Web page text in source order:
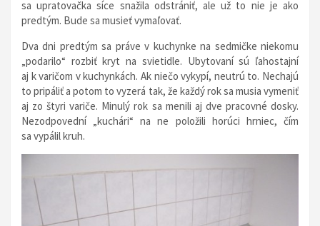
sa upratovačka síce snažila odstrániť, ale už to nie je ako
predtým. Bude sa musieť vymaľovať.
Dva dni predtým sa práve v kuchynke na sedmičke niekomu
„podarilo“ rozbiť kryt na svietidle. Ubytovaní sú ľahostajní
aj k varičom v kuchynkách. Ak niečo vykypí, neutrú to. Nechajú
to pripáliť a potom to vyzerá tak, že každý rok sa musia vymeniť
aj zo štyri variče. Minulý rok sa menili aj dve pracovné dosky.
Nezodpovední „kuchári“ na ne položili horúci hrniec, čím
sa vypálil kruh.